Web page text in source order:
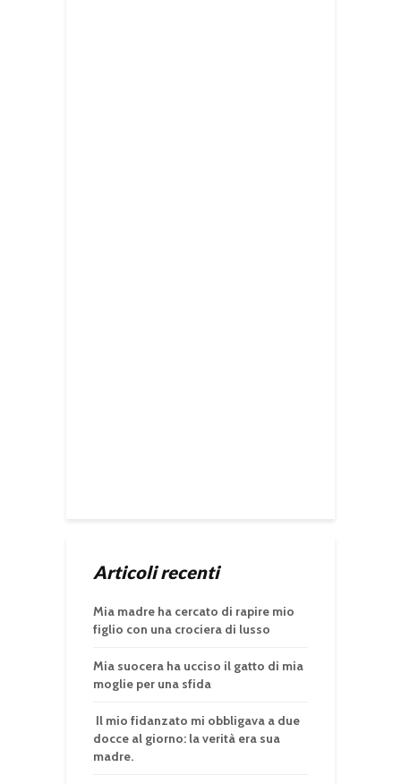
Articoli recenti
Mia madre ha cercato di rapire mio
figlio con una crociera di lusso
Mia suocera ha ucciso il gatto di mia
moglie per una sfida
Il mio fidanzato mi obbligava a due
docce al giorno: la verità era sua
madre.